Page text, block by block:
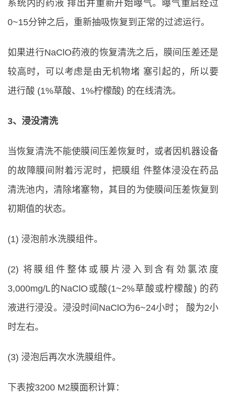
系统内的药液 排出并重新开始曝气。曝气重启经过
0~15分钟之后，重新抽吸恢复到正常的过滤运行。
如果进行NaClO药液的恢复清洗之后，膜间压差还是
较高时，可以考虑是由无机物堵 塞引起的，所以要
进行酸 (1%草酸、1%柠檬酸) 的在线清洗。
3、浸没清洗
当恢复清洗不能使膜间压差恢复时，或者因机器设备
的故障膜间附着污泥时，把膜组 件整体浸没在药品
清洗池内，清除堵塞物，其目的为使膜间压差恢复到
初期值的状态。
(1) 浸泡前水洗膜组件。
(2) 将膜组件整体或膜片浸入到含有効氯浓度
3,000mg/L的NaClO或酸(1~2%草酸或柠檬酸) 的药
液进行浸没。浸没时间NaClO为6~24小时； 酸为2小
时左右。
(3) 浸泡后再次水洗膜组件。
下表按3200 M2膜面积计算：